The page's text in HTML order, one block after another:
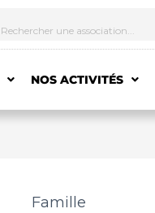
NOS ACTIVITÉS
Famille